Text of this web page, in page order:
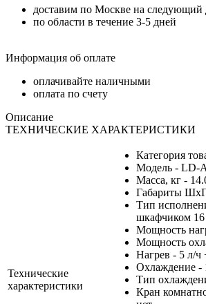
доставим по Москве на следующий
по области в течение 3-5 дней
Информация об оплате
оплачивайте наличными
оплата по счету
Описание
ТЕХНИЧЕСКИЕ ХАРАКТЕРИСТИКИ
Технические
характеристики
Категория
Модель - LD-
Масса, кг -
Габариты
Тип
шкафчиком 16
Мощность
Мощность
Нагрев - 5 л/ч
Охлаждение -
Тип
Кран